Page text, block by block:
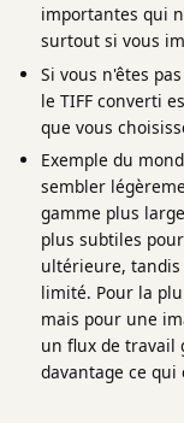
importantes qui
surtout si vous
Si vous n'êtes
le TIFF converti
que vous
Exemple du
sembler
gamme plus
plus subtiles
ultérieure,
limité. Pour la
mais pour une
un flux de travail
davantage ce